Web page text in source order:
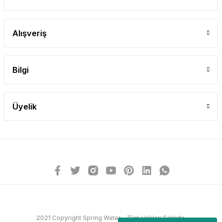
Alışveriş
Bilgi
Üyelik
2021 Copyright Spring Water - Tüm Hakları Saklıdır.